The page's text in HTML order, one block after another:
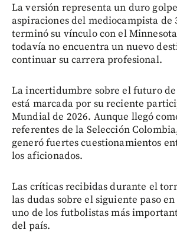
La versión representa un duro
aspiraciones del mediocampista de
terminó su vínculo con el
todavía no encuentra un nuevo
continuar su carrera profesional.
La incertidumbre sobre el futuro
está marcada por su reciente
Mundial de 2026. Aunque llegó
referentes de la Selección
generó fuertes cuestionamientos
los aficionados.
Las críticas recibidas durante el
las dudas sobre el siguiente paso
uno de los futbolistas más
del país.